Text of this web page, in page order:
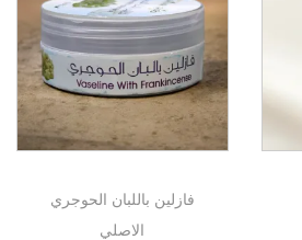
فازلين باللبان الحوجري
الاصلي